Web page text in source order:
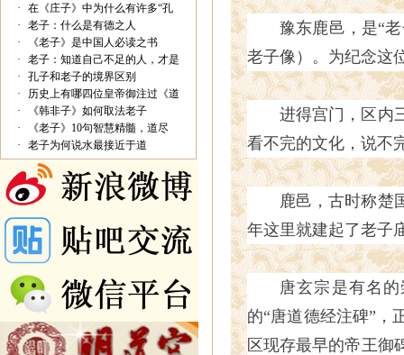
·
在《庄子》中为什么有许多“孔
·
老子：什么是有德之人
·
《老子》是中国人必读之书
·
老子：知道自己不足的人，才是
·
孔子和老子的境界区别
·
历史上有哪四位皇帝御注过《道
·
《韩非子》如何取法老子
·
《老子》10句智慧精髓，道尽
·
老子为何说水最接近于道
豫东鹿邑，是“
老子像）。为纪念这
进得宫门，区内
看不完的文化，说不
鹿邑，古时称楚
年这里就建起了老子
唐玄宗是有名
的“唐道德经注碑”，
区现存最早的帝王御